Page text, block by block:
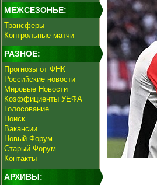
МЕЖСЕЗОНЬЕ:
Трансферы
Контрольные матчи
РАЗНОЕ:
Прогнозы от ФНК
Российские новости
Мировые Новости
Коэффициенты УЕФА
Голосование
Поиск
Вакансии
Новый Форум
Старый Форум
Контакты
АРХИВЫ: